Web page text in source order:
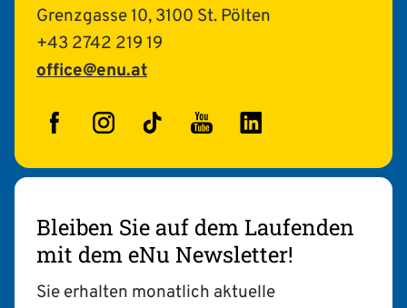
Grenzgasse 10, 3100 St. Pölten
+43 2742 219 19
office@enu.at
FacebookInstagram
TikTokYouTubeLinkedIn
Bleiben Sie auf dem Laufenden
mit dem eNu Newsletter!
Sie erhalten monatlich aktuelle